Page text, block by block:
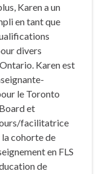
Karen a un
en tant que
divers
Karen est
le Toronto
et
facilitatrice
cohorte de
en FLS
de